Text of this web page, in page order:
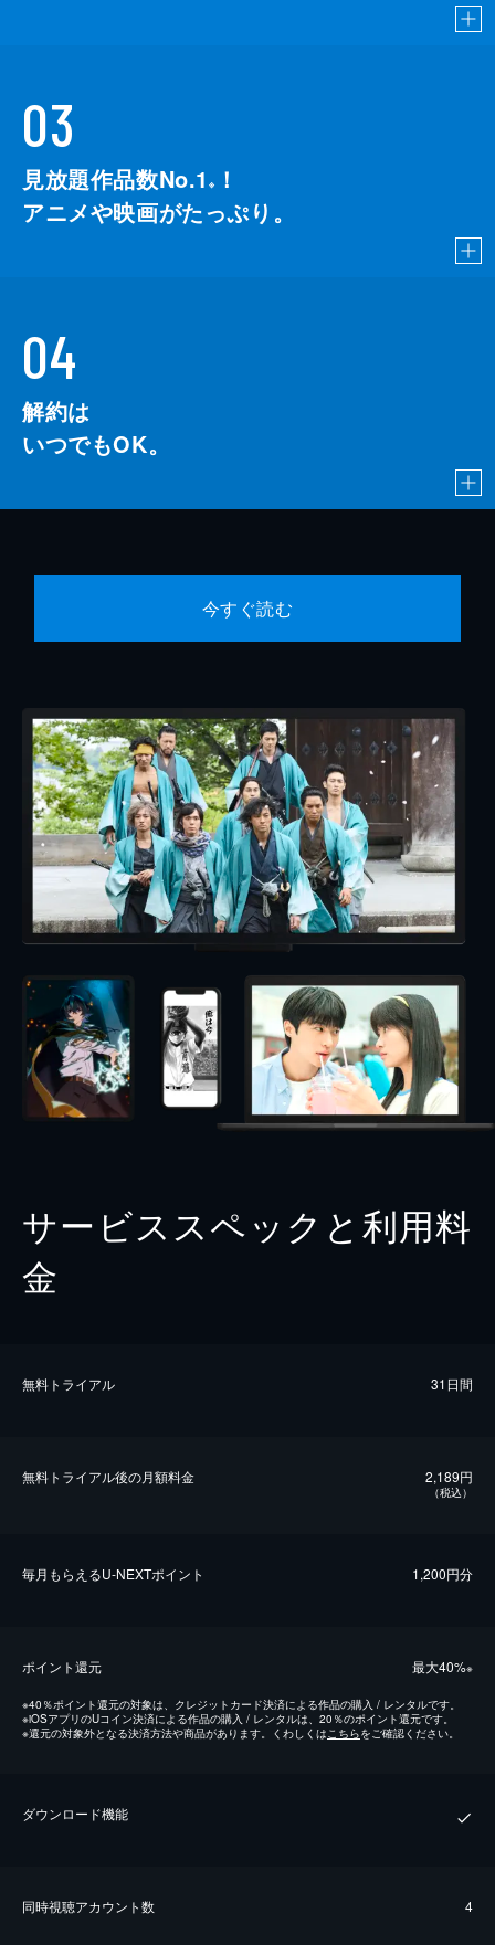
03
見放題作品数No.1 ※
！
アニメや映画がたっぷり。
04
解約は
いつでもOK。
今すぐ読む
サービススペックと利用料
金
無料トライアル 31日間
無料トライアル後の⽉額料金 2,189円
（税込）
毎⽉もらえるU-NEXTポイント 1,200円分
ポイント還元 最⼤40%※
※40％ポイント還元の対象は、クレジットカード決済による作品の購入 / レンタルです。
※iOSアプリのUコイン決済による作品の購入 / レンタルは、20％のポイント還元です。
※還元の対象外となる決済方法や商品があります。くわしくはこちらをご確認ください。
ダウンロード機能
同時視聴アカウント数 4